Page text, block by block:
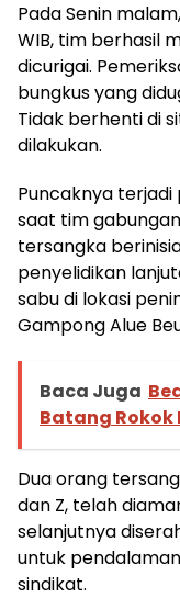
Pada Senin
WIB, tim berhasil
dicurigai.
bungkus yang
Tidak berhenti di
dilakukan.
Puncaknya terjadi
saat tim
tersangka
penyelidikan
sabu di lokasi
Gampong Alue
Baca Juga
Batang Rokok
Dua orang
dan Z, telah
selanjutnya
untuk
sindikat.